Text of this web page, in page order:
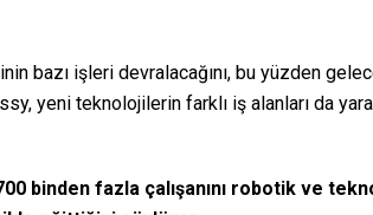
bazı işleri devralacağını, bu yüzden
yeni teknolojilerin farklı iş alanları da
binden fazla çalışanını robotik ve